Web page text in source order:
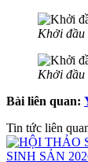
Khởi đầu
Khởi đầu
Bài liên quan:
Tin tức liên